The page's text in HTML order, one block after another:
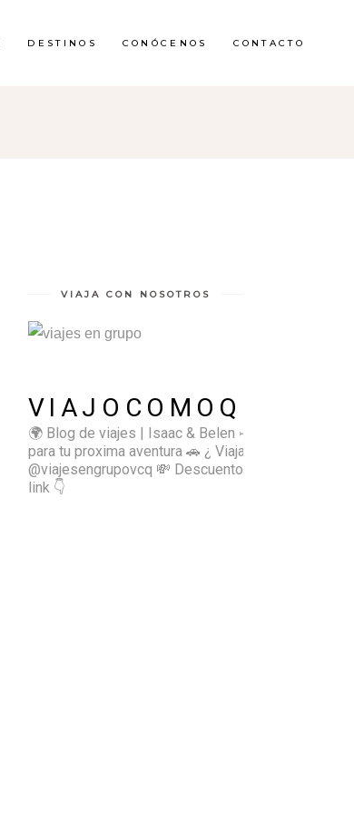
DESTINOS CONÓCENOS CONTACTO
VIAJA CON NOSOTROS
VIAJOCOMOQUIERO
🌍 Blog de viajes | Isaac & Belen ✈️ Inspírate
para tu proxima aventura 🚗 ¿ Viajas sol@? 👉🏻
@viajesengrupovcq 💸 Descuentos y tips en el
link 👇